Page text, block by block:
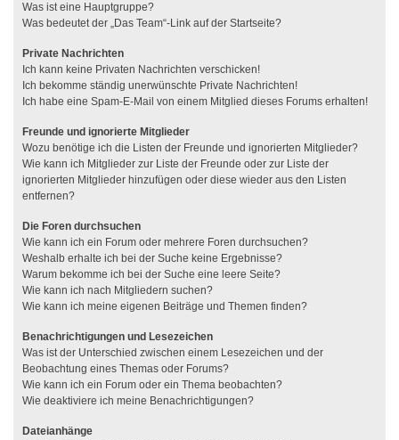
Was ist eine Hauptgruppe?
Was bedeutet der „Das Team“-Link auf der Startseite?
Private Nachrichten
Ich kann keine Privaten Nachrichten verschicken!
Ich bekomme ständig unerwünschte Private Nachrichten!
Ich habe eine Spam-E-Mail von einem Mitglied dieses Forums erhalten!
Freunde und ignorierte Mitglieder
Wozu benötige ich die Listen der Freunde und ignorierten Mitglieder?
Wie kann ich Mitglieder zur Liste der Freunde oder zur Liste der
ignorierten Mitglieder hinzufügen oder diese wieder aus den Listen
entfernen?
Die Foren durchsuchen
Wie kann ich ein Forum oder mehrere Foren durchsuchen?
Weshalb erhalte ich bei der Suche keine Ergebnisse?
Warum bekomme ich bei der Suche eine leere Seite?
Wie kann ich nach Mitgliedern suchen?
Wie kann ich meine eigenen Beiträge und Themen finden?
Benachrichtigungen und Lesezeichen
Was ist der Unterschied zwischen einem Lesezeichen und der
Beobachtung eines Themas oder Forums?
Wie kann ich ein Forum oder ein Thema beobachten?
Wie deaktiviere ich meine Benachrichtigungen?
Dateianhänge